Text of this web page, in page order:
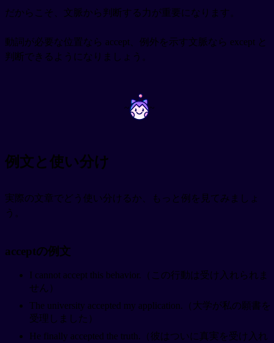
だからこそ、文脈から判断する力が重要になります。
動詞が必要な位置なら accept、例外を示す文脈なら except と
判断できるようになりましょう。
~ ~
例文と使い分け
実際の文章でどう使い分けるか、もっと例を見てみましょ
う。
acceptの例文
I cannot accept this behavior.（この行動は受け入れられま
せん）
The university accepted my application.（大学が私の願書を
受理しました）
He finally accepted the truth.（彼はついに真実を受け入れ